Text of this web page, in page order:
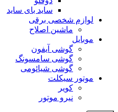
ساید بای ساید
لوازم شخصی برقی
ماشین اصلاح
موبایل
گوشی آیفون
گوشی سامسونگ
گوشی شیائومی
موتور سیکلت
کویر
نیرو موتور